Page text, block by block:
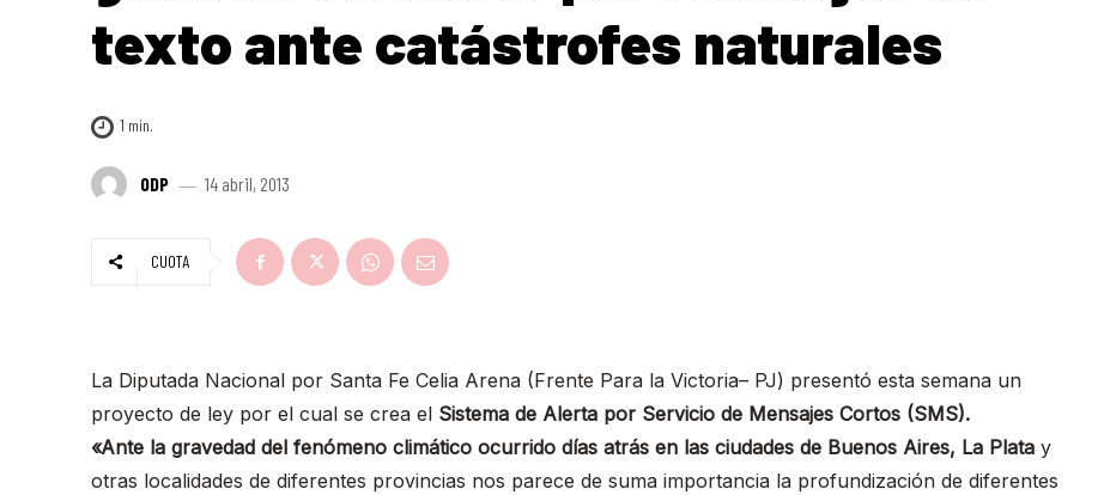
texto ante catástrofes naturales
1 min.
ODP 14 abril, 2013
CUOTA
La Diputada Nacional por Santa Fe Celia Arena (Frente Para la Victoria– PJ) presentó esta semana un
proyecto de ley por el cual se crea el Sistema de Alerta por Servicio de Mensajes Cortos (SMS).
«Ante la gravedad del fenómeno climático ocurrido días atrás en las ciudades de Buenos Aires, La Plata y
otras localidades de diferentes provincias nos parece de suma importancia la profundización de diferentes